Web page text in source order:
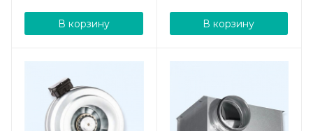
В корзину В корзину